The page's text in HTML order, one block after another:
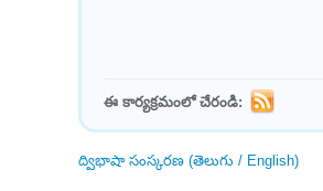
ఈ కార్యక్రమంలో చేరండి:
ద్విభాషా సంస్కరణ (తెలుగు / English)